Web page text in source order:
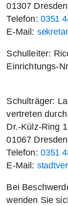
01307 Dresden
Telefon: 0351
E-Mail:
Schulleiter:
Einrichtungs-
Schulträger:
vertreten
Dr.-Külz-Ring
01067 Dresden
Telefon: 0351
E-Mail:
Bei
wenden Sie